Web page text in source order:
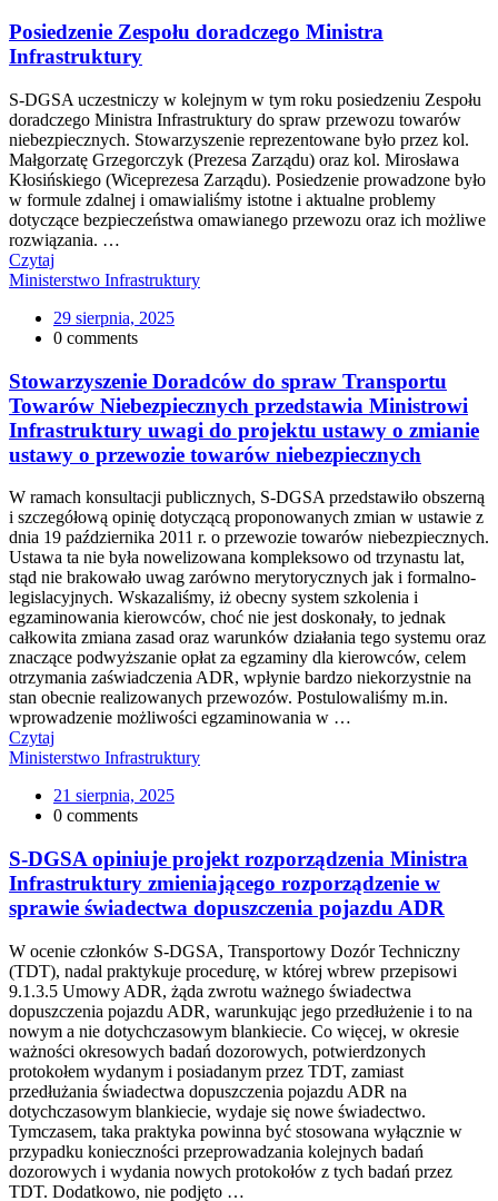
Posiedzenie Zespołu doradczego Ministra
Infrastruktury
S-DGSA uczestniczy w kolejnym w tym roku posiedzeniu Zespołu
doradczego Ministra Infrastruktury do spraw przewozu towarów
niebezpiecznych. Stowarzyszenie reprezentowane było przez kol.
Małgorzatę Grzegorczyk (Prezesa Zarządu) oraz kol. Mirosława
Kłosińskiego (Wiceprezesa Zarządu). Posiedzenie prowadzone było
w formule zdalnej i omawialiśmy istotne i aktualne problemy
dotyczące bezpieczeństwa omawianego przewozu oraz ich możliwe
rozwiązania. …
Czytaj
Ministerstwo Infrastruktury
29 sierpnia, 2025
0 comments
Stowarzyszenie Doradców do spraw Transportu
Towarów Niebezpiecznych przedstawia Ministrowi
Infrastruktury uwagi do projektu ustawy o zmianie
ustawy o przewozie towarów niebezpiecznych
W ramach konsultacji publicznych, S-DGSA przedstawiło obszerną
i szczegółową opinię dotyczącą proponowanych zmian w ustawie z
dnia 19 października 2011 r. o przewozie towarów niebezpiecznych.
Ustawa ta nie była nowelizowana kompleksowo od trzynastu lat,
stąd nie brakowało uwag zarówno merytorycznych jak i formalno-
legislacyjnych. Wskazaliśmy, iż obecny system szkolenia i
egzaminowania kierowców, choć nie jest doskonały, to jednak
całkowita zmiana zasad oraz warunków działania tego systemu oraz
znaczące podwyższanie opłat za egzaminy dla kierowców, celem
otrzymania zaświadczenia ADR, wpłynie bardzo niekorzystnie na
stan obecnie realizowanych przewozów. Postulowaliśmy m.in.
wprowadzenie możliwości egzaminowania w …
Czytaj
Ministerstwo Infrastruktury
21 sierpnia, 2025
0 comments
S-DGSA opiniuje projekt rozporządzenia Ministra
Infrastruktury zmieniającego rozporządzenie w
sprawie świadectwa dopuszczenia pojazdu ADR
W ocenie członków S-DGSA, Transportowy Dozór Techniczny
(TDT), nadal praktykuje procedurę, w której wbrew przepisowi
9.1.3.5 Umowy ADR, żąda zwrotu ważnego świadectwa
dopuszczenia pojazdu ADR, warunkując jego przedłużenie i to na
nowym a nie dotychczasowym blankiecie. Co więcej, w okresie
ważności okresowych badań dozorowych, potwierdzonych
protokołem wydanym i posiadanym przez TDT, zamiast
przedłużania świadectwa dopuszczenia pojazdu ADR na
dotychczasowym blankiecie, wydaje się nowe świadectwo.
Tymczasem, taka praktyka powinna być stosowana wyłącznie w
przypadku konieczności przeprowadzania kolejnych badań
dozorowych i wydania nowych protokołów z tych badań przez
TDT. Dodatkowo, nie podjęto …